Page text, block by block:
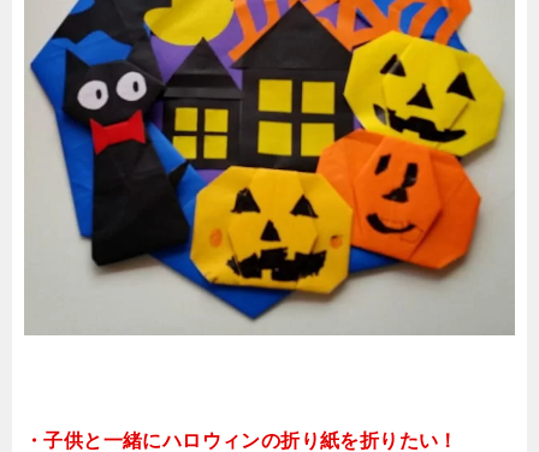
・子供と一緒にハロウィンの折り紙を折りたい！